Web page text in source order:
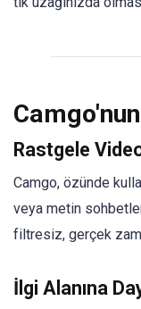
Rastgele
Camgo, özünde
veya metin
filtresiz, gerçek
İlgi Alanına